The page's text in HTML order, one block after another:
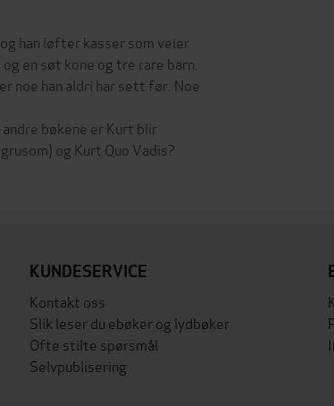
han løfter kasser som veier
en søt kone og tre rare barn.
noe han aldri har sett før. Noe
bøkene er Kurt blir
og Kurt Quo Vadis?
KUNDESERVICE
Kontakt oss
Slik leser du ebøker og lydbøker
Ofte stilte spørsmål
Selvpublisering